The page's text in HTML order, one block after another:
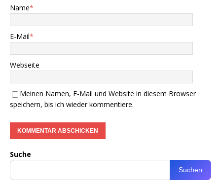
Name*
E-Mail*
Webseite
Meinen Namen, E-Mail und Website in diesem Browser
speichern, bis ich wieder kommentiere.
Suche
Suchen